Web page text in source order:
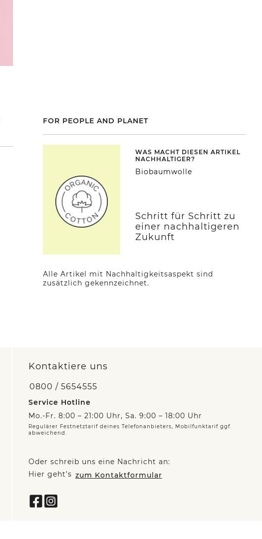
FOR PEOPLE AND PLANET
WAS MACHT DIESEN ARTIKEL
NACHHALTIGER?
Biobaumwolle
Schritt für Schritt zu
einer nachhaltigeren
Zukunft
Alle Artikel mit Nachhaltigkeitsaspekt sind
zusätzlich gekennzeichnet.
Kontaktiere uns
0800 / 5654555
Service Hotline
Mo.-Fr. 8:00 – 21:00 Uhr, Sa. 9:00 – 18:00 Uhr
Regulärer Festnetztarif deines Telefonanbieters, Mobilfunktarif ggf.
abweichend.
Oder schreib uns eine Nachricht an:
Hier geht’s zum Kontaktformular